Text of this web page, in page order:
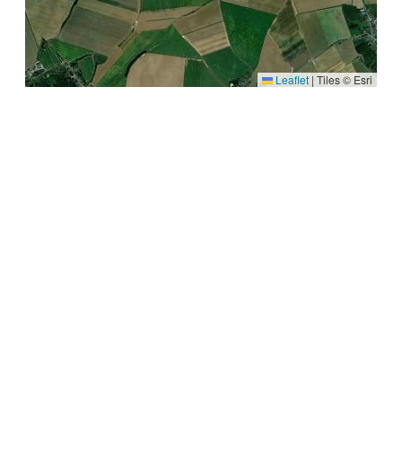
Leaflet | Tiles © Esri